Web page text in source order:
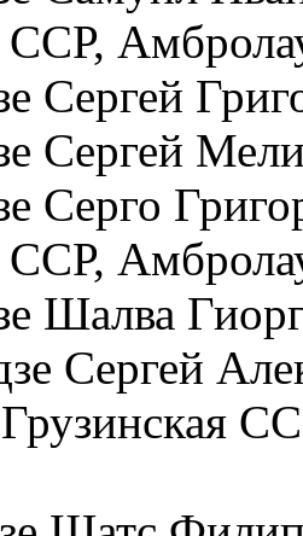
ССР,
Сергей
Сергей
Серго
ССР,
Шалва
Сергей